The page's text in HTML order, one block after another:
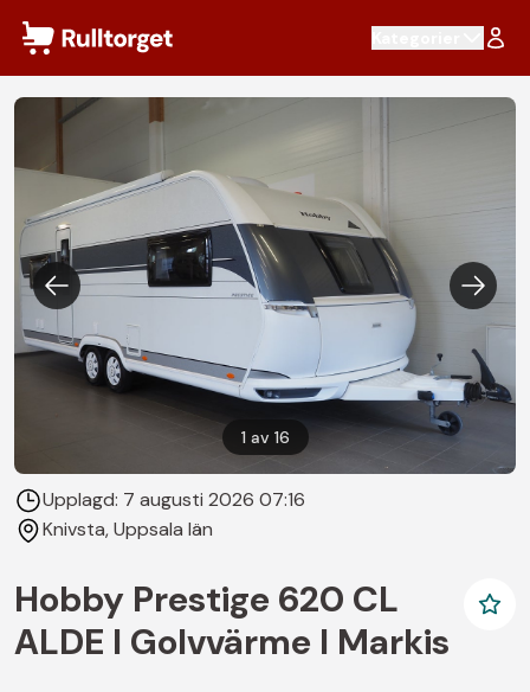
1av 16
Upplagd: 7 augusti 2026 07:16
Knivsta, Uppsala län
Hobby Prestige 620 CL
ALDE I Golvvärme I Markis